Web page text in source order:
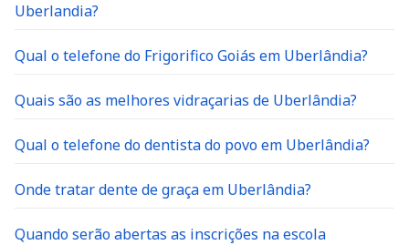
Uberlandia?
Qual o telefone do Frigorifico Goiás em Uberlândia?
Quais são as melhores vidraçarias de Uberlândia?
Qual o telefone do dentista do povo em Uberlândia?
Onde tratar dente de graça em Uberlândia?
Quando serão abertas as inscrições na escola